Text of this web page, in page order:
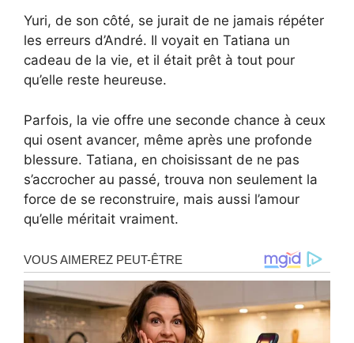
Yuri, de son côté, se jurait de ne jamais répéter
les erreurs d’André. Il voyait en Tatiana un
cadeau de la vie, et il était prêt à tout pour
qu’elle reste heureuse.
Parfois, la vie offre une seconde chance à ceux
qui osent avancer, même après une profonde
blessure. Tatiana, en choisissant de ne pas
s’accrocher au passé, trouva non seulement la
force de se reconstruire, mais aussi l’amour
qu’elle méritait vraiment.